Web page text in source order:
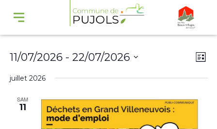
Liste
11/07/2026 - 22/07/2026
date.
juillet 2026
SAM
11